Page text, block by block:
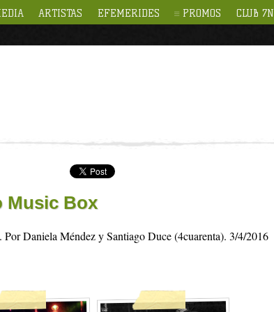
ARTISTAS EFEMERIDES PROMOS CLUB 7N
Music Box
Daniela Méndez y Santiago Duce (4cuarenta). 3/4/2016